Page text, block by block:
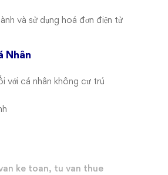
và sử dụng hoá đơn điện tử
Nhân
với cá nhân không cư trú
ke toan, tu van thue